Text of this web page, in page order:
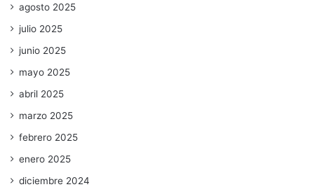
agosto 2025
julio 2025
junio 2025
mayo 2025
abril 2025
marzo 2025
febrero 2025
enero 2025
diciembre 2024